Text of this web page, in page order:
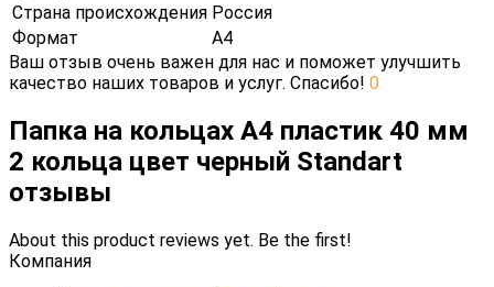
Страна происхождения Россия
Формат
А4
Ваш отзыв очень важен для нас и поможет улучшить
качество наших товаров и услуг. Спасибо! 0
Папка на кольцах А4 пластик 40 мм
2 кольца цвет черный Standart
отзывы
About this product reviews yet. Be the first!
Компания